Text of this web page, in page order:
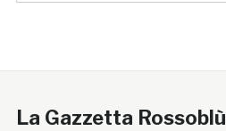
La Gazzetta Rossoblù